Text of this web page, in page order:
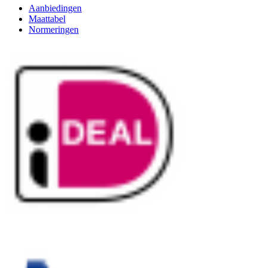
Aanbiedingen
Maattabel
Normeringen